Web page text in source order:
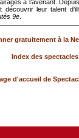
à l’avenant.
leur talent
9e
gratuitement à la
Index des spectacles
d'accueil de